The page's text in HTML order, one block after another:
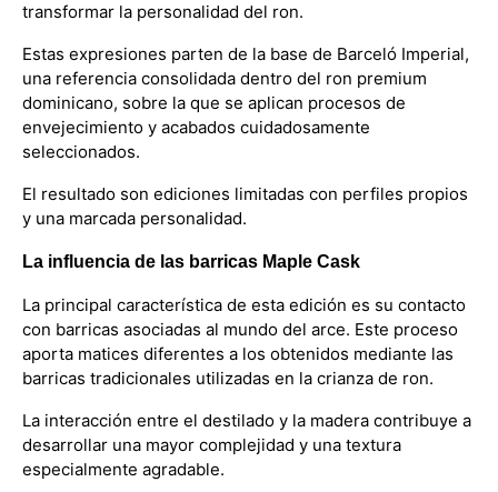
transformar la personalidad del ron.
Estas expresiones parten de la base de Barceló Imperial,
una referencia consolidada dentro del ron premium
dominicano, sobre la que se aplican procesos de
envejecimiento y acabados cuidadosamente
seleccionados.
El resultado son ediciones limitadas con perfiles propios
y una marcada personalidad.
La influencia de las barricas Maple Cask
La principal característica de esta edición es su contacto
con barricas asociadas al mundo del arce. Este proceso
aporta matices diferentes a los obtenidos mediante las
barricas tradicionales utilizadas en la crianza de ron.
La interacción entre el destilado y la madera contribuye a
desarrollar una mayor complejidad y una textura
especialmente agradable.